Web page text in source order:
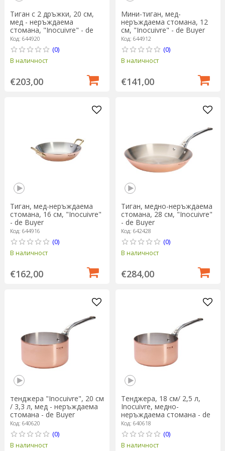
Тиган с 2 дръжки, 20 см,
мед - неръждаема
стомана, "Inocuivre" - de
Buyer
Код: 644920
(0)
В наличност
€203,00
Мини-тиган, мед-
неръждаема стомана, 12
см, "Inocuivre" - de Buyer
Код: 644912
(0)
В наличност
€141,00
Тиган, мед-неръждаема
стомана, 16 см, "Inocuivre"
- de Buyer
Код: 644916
(0)
В наличност
€162,00
Тиган, медно-неръждаема
стомана, 28 см, "Inocuivre"
- de Buyer
Код: 642428
(0)
В наличност
€284,00
тенджера "Inocuivre", 20 см
/ 3,3 л, мед - неръждаема
стомана - de Buyer
Код: 640620
(0)
В наличност
Тенджера, 18 см/ 2,5 л,
Inocuivre, медно-
неръждаема стомана - de
Buyer
Код: 640618
(0)
В наличност